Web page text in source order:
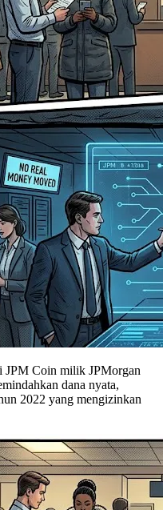
JPM Coin milik JPMorgan
dana nyata,
2022 yang mengizinkan